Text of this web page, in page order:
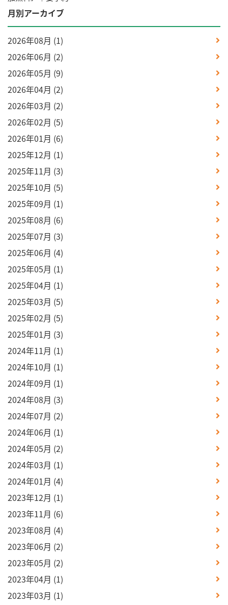
月別アーカイブ
2026年08月 (1)
2026年06月 (2)
2026年05月 (9)
2026年04月 (2)
2026年03月 (2)
2026年02月 (5)
2026年01月 (6)
2025年12月 (1)
2025年11月 (3)
2025年10月 (5)
2025年09月 (1)
2025年08月 (6)
2025年07月 (3)
2025年06月 (4)
2025年05月 (1)
2025年04月 (1)
2025年03月 (5)
2025年02月 (5)
2025年01月 (3)
2024年11月 (1)
2024年10月 (1)
2024年09月 (1)
2024年08月 (3)
2024年07月 (2)
2024年06月 (1)
2024年05月 (2)
2024年03月 (1)
2024年01月 (4)
2023年12月 (1)
2023年11月 (6)
2023年08月 (4)
2023年06月 (2)
2023年05月 (2)
2023年04月 (1)
2023年03月 (1)